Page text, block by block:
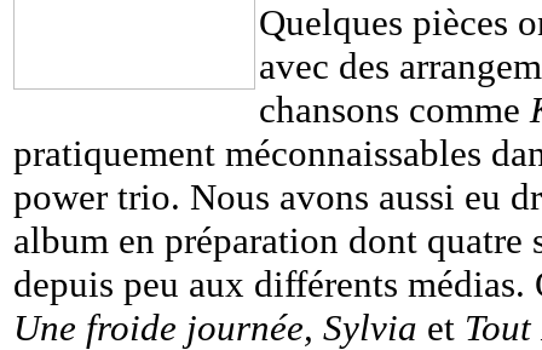
Quelques pièces
avec des
chansons comme
pratiquement méconnaissables
power trio. Nous avons aussi eu
album en préparation dont
depuis peu aux différents
Une froide journée, Sylvia et